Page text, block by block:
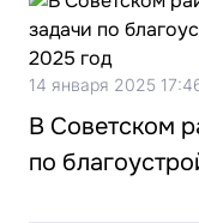
14 января 2025
В Советском
по